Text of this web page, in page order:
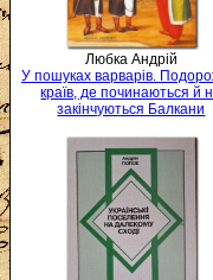
Любка Андрій
У пошуках варварів.
країв, де починаються й
закінчуються Балкани